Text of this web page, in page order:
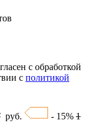
с обработкой
с политикой
руб. - 15% 1